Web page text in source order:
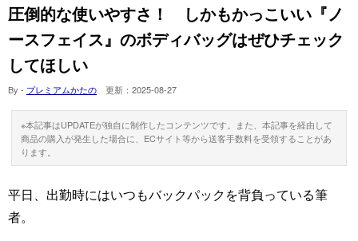
圧倒的な使いやすさ！ しかもかっこいい『ノ
ースフェイス』のボディバッグはぜひチェック
してほしい
By - プレミアムかたの 更新： 2025-08-27
※本記事はUPDATEが独自に制作したコンテンツです。また、本記事を経由して
商品の購入が発生した場合に、ECサイト等から送客手数料を受領することがあ
ります。
平日、出勤時にはいつもバックパックを背負っている筆
者。